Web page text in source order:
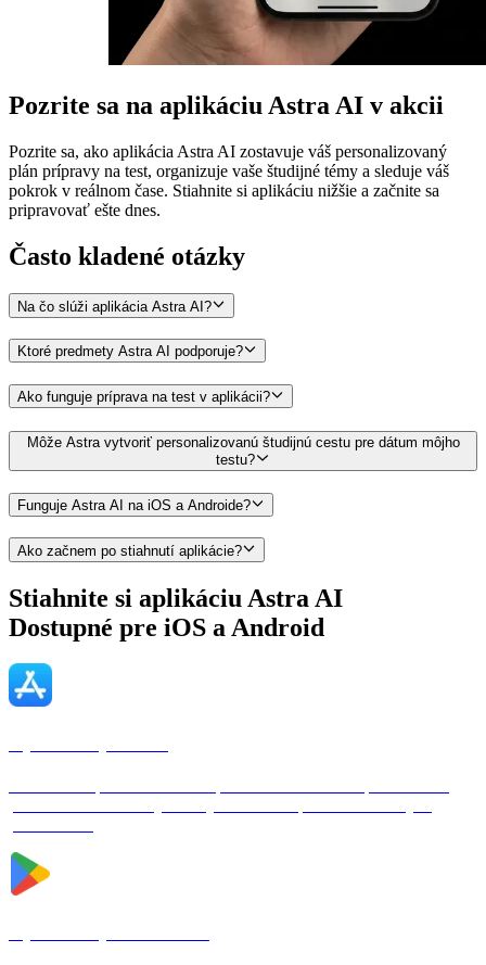
Pozrite sa na aplikáciu Astra AI v akcii
Pozrite sa, ako aplikácia Astra AI zostavuje váš personalizovaný
plán prípravy na test, organizuje vaše študijné témy a sleduje váš
pokrok v reálnom čase. Stiahnite si aplikáciu nižšie a začnite sa
pripravovať ešte dnes.
Často kladené otázky
Na čo slúži aplikácia Astra AI?
Ktoré predmety Astra AI podporuje?
Ako funguje príprava na test v aplikácii?
Môže Astra vytvoriť personalizovanú študijnú cestu pre dátum môjho
testu?
Funguje Astra AI na iOS a Androide?
Ako začnem po stiahnutí aplikácie?
Stiahnite si aplikáciu Astra AI
Dostupné pre iOS a Android